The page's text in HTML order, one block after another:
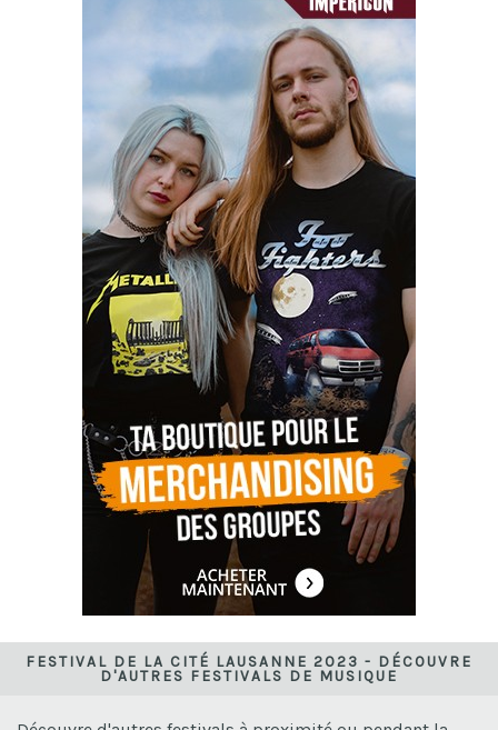
FESTIVAL DE LA CITÉ LAUSANNE 2023 - DÉCOUVRE
D'AUTRES FESTIVALS DE MUSIQUE